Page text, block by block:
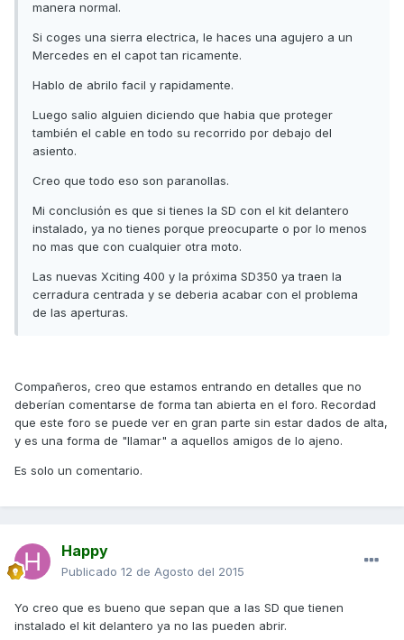
manera normal.
Si coges una sierra electrica, le haces una agujero a un
Mercedes en el capot tan ricamente.
Hablo de abrilo facil y rapidamente.
Luego salio alguien diciendo que habia que proteger
también el cable en todo su recorrido por debajo del
asiento.
Creo que todo eso son paranollas.
Mi conclusión es que si tienes la SD con el kit delantero
instalado, ya no tienes porque preocuparte o por lo menos
no mas que con cualquier otra moto.
Las nuevas Xciting 400 y la próxima SD350 ya traen la
cerradura centrada y se deberia acabar con el problema
de las aperturas.
Compañeros, creo que estamos entrando en detalles que no
deberían comentarse de forma tan abierta en el foro. Recordad
que este foro se puede ver en gran parte sin estar dados de alta,
y es una forma de "llamar" a aquellos amigos de lo ajeno.
Es solo un comentario.
Happy
Publicado 12 de Agosto del 2015
Yo creo que es bueno que sepan que a las SD que tienen
instalado el kit delantero ya no las pueden abrir.